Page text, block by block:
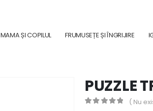
MAMA ȘI COPILUL FRUMUSEȚE ȘI ÎNGRIJIRE
PUZZLE
( Nu